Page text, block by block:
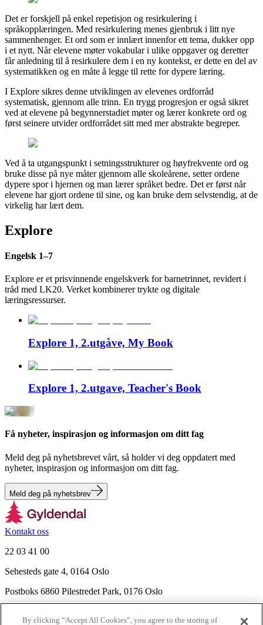
Det er forskjell på enkel repetisjon og resirkulering i
språkopplæringen. Med resirkulering menes gjenbruk i litt nye
sammenhenger. Et ord som er innlært innenfor ett tema, dukker opp
i et nytt. Når elevene møter vokabular i ulike oppgaver og deretter
får anledning til å resirkulere dem i en ny kontekst, er dette en del av
systematikken og en måte å legge til rette for dypere læring.
I Explore sikres denne utviklingen av elevenes ordforråd
systematisk, gjennom alle trinn. En trygg progresjon er også sikret
ved at elevene på begynnerstadiet møter og lærer konkrete ord og
først seinere utvider ordforrådet sitt med mer abstrakte begreper.
Ved å ta utgangspunkt i setningsstrukturer og høyfrekvente ord og
bruke disse på nye måter gjennom alle skoleårene, setter ordene
dypere spor i hjernen og man lærer språket bedre. Det er først når
elevene har gjort ordene til sine, og kan bruke dem selvstendig, at de
virkelig har lært dem.
Explore
Engelsk 1–7
Explore er et prisvinnende engelskverk for barnetrinnet, revidert i
tråd med LK20. Verket kombinerer trykte og digitale
læringsressurser.
Explore 1, 2.utgåve, My Book
Explore 1, 2.utgave, Teacher's Book
Få nyheter, inspirasjon og informasjon om ditt fag
Meld deg på nyhetsbrevet vårt, så holder vi deg oppdatert med
nyheter, inspirasjon og informasjon om ditt fag.
Meld deg på nyhetsbrev
Kontakt oss
22 03 41 00
Sehesteds gate 4, 0164 Oslo
Postboks 6860 Pilestredet Park, 0176 Oslo
By clicking “Accept All Cookies”, you agree to the storing of